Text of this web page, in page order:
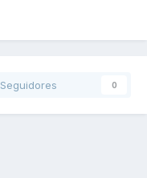
Seguidores 0